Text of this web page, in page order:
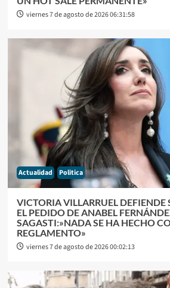
viernes 7 de agosto de 2026 06:31:58
Actualidad Politica
VICTORIA VILLARRUEL DEFIENDE
EL PEDIDO DE ANABEL
SAGASTI:»NADA SE HA HECHO
REGLAMENTO»
viernes 7 de agosto de 2026 00:02:13